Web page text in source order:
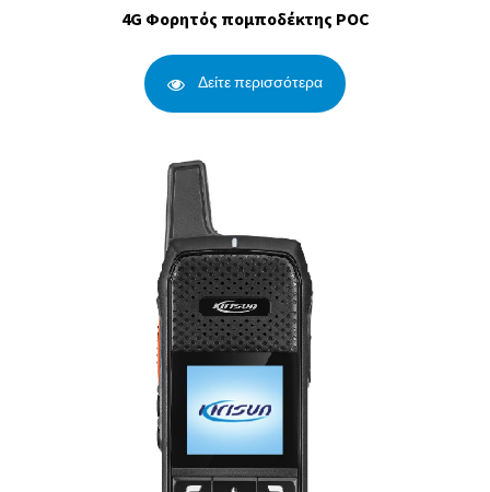
4G Φορητός πομποδέκτης POC
Δείτε περισσότερα